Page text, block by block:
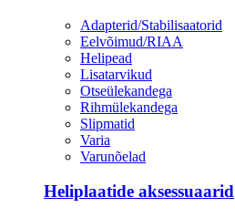
Adapterid/Stabilisaatorid
Eelvõimud/RIAA
Helipead
Lisatarvikud
Otseülekandega
Rihmülekandega
Slipmatid
Varia
Varunõelad
Heliplaatide aksessuaarid